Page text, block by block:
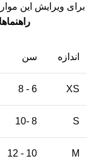
برای ویرایش این
اندازه سن
XS
6 - 8
S
8 -10
M
10 - 12